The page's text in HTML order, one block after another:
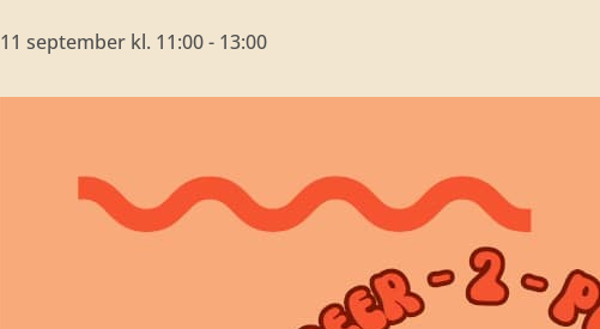
11 september kl. 11:00- 13:00